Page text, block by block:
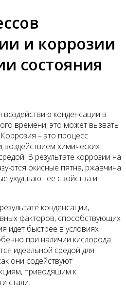
и коррозии
состояния
воздействию конденсации в
времени, это может вызвать
– это процесс
воздействием химических
В результате коррозии на
окисные пятна, ржавчина
ухудшают ее свойства и
конденсации,
факторов, способствующих
идет быстрее в условиях
при наличии кислорода.
идеальной средой для
они содействуют
приводящим к
стали.